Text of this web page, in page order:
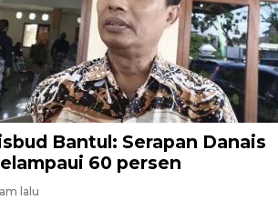
Bantul: Serapan Danais
60 persen
lalu